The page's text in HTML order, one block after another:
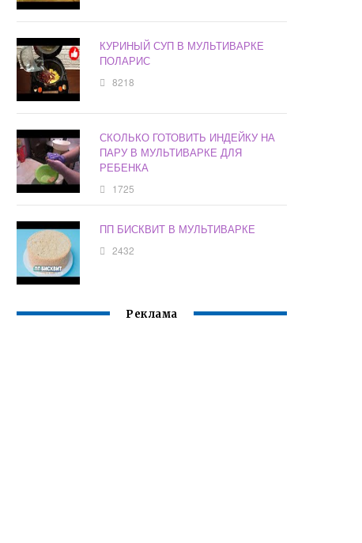
КУРИНЫЙ СУП В МУЛЬТИВАРКЕ
ПОЛАРИС
8218
СКОЛЬКО ГОТОВИТЬ ИНДЕЙКУ НА
ПАРУ В МУЛЬТИВАРКЕ ДЛЯ
РЕБЕНКА
1725
ПП БИСКВИТ В МУЛЬТИВАРКЕ
2432
Реклама